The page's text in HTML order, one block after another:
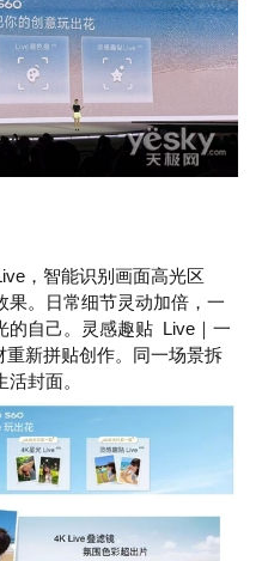
，智能识别画面高光区
果。日常细节灵动加倍，一
的自己。灵感趣贴 Live｜一
新拼贴创作。同一场景拆
封面。